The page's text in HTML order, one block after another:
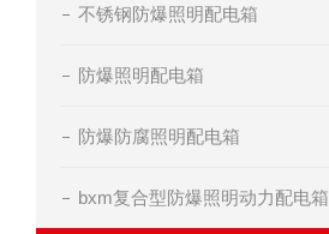
不锈钢防爆照明配电箱
防爆照明配电箱
防爆防腐照明配电箱
bxm复合型防爆照明动力配电箱